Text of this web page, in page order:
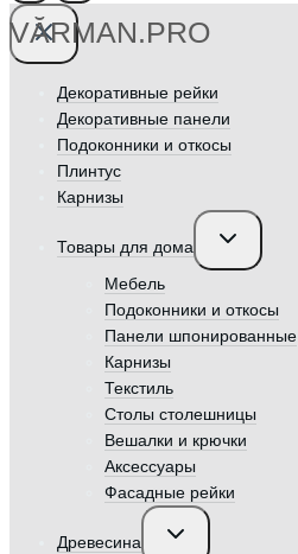
VӐRMAN.PRO
Декоративные рейки
Декоративные панели
Подоконники и откосы
Плинтус
Карнизы
Товары для дома
Переключить
дочернее
Мебель
Подоконники и откосы
Панели шпонированные
Карнизы
Текстиль
Столы столешницы
Вешалки и крючки
Аксессуары
Фасадные рейки
Древесина
Переключить
дочернее